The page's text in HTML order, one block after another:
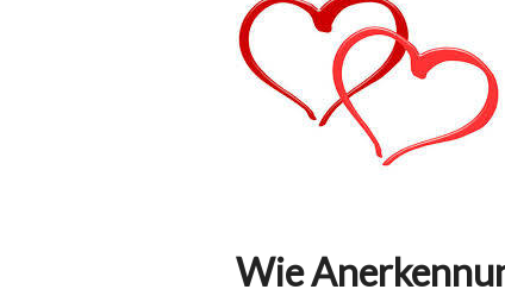
Wie